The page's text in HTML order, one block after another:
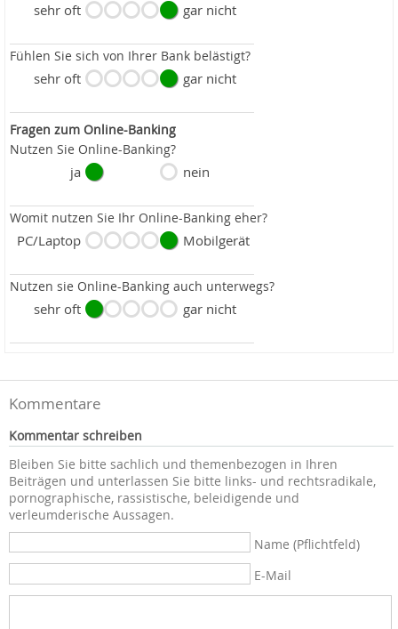
sehr oft gar nicht
Fühlen Sie sich von Ihrer Bank belästigt?
sehr oft gar nicht
Fragen zum Online-Banking
Nutzen Sie Online-Banking?
ja nein
Womit nutzen Sie Ihr Online-Banking eher?
PC/Laptop Mobilgerät
Nutzen sie Online-Banking auch unterwegs?
sehr oft gar nicht
Kommentare
Kommentar schreiben
Bleiben Sie bitte sachlich und themenbezogen in Ihren
Beiträgen und unterlassen Sie bitte links- und rechtsradikale,
pornographische, rassistische, beleidigende und
verleumderische Aussagen.
Name (Pflichtfeld)
E-Mail